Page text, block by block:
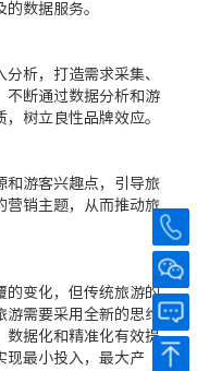
数据服务。
析，打造需求采集、
不断通过数据分析和游
树立良性品牌效应。
和游客兴趣点，引导旅
营销主题，从而推动旅
的变化，但传统旅游的
游需要采用全新的思维
数据化和精准化有效提
现最小投入，最大产